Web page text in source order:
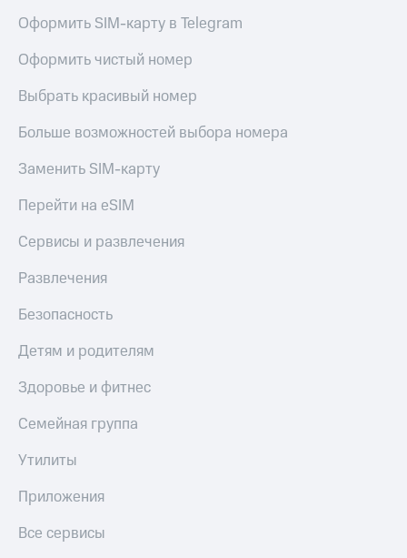
Оформить SIM-карту в Telegram
Оформить чистый номер
Выбрать красивый номер
Больше возможностей выбора номера
Заменить SIM-карту
Перейти на eSIM
Сервисы и развлечения
Развлечения
Безопасность
Детям и родителям
Здоровье и фитнес
Семейная группа
Утилиты
Приложения
Все сервисы